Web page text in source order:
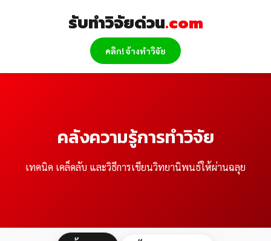
รับทำวิจัยด่วน.com
คลิก! จ้างทำวิจัย
คลังความรู้การทำวิจัย
เทคนิค เคล็ดลับ และวิธีการเขียนวิทยานิพนธ์ให้ผ่านฉลุย